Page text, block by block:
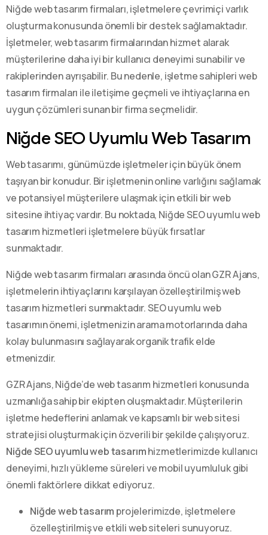
Niğde web tasarım firmaları, işletmelere çevrimiçi varlık
oluşturma konusunda önemli bir destek sağlamaktadır.
İşletmeler, web tasarım firmalarından hizmet alarak
müşterilerine daha iyi bir kullanıcı deneyimi sunabilir ve
rakiplerinden ayrışabilir. Bu nedenle, işletme sahipleri web
tasarım firmaları ile iletişime geçmeli ve ihtiyaçlarına en
uygun çözümleri sunan bir firma seçmelidir.
Niğde SEO Uyumlu Web Tasarım
Web tasarımı, günümüzde işletmeler için büyük önem
taşıyan bir konudur. Bir işletmenin online varlığını sağlamak
ve potansiyel müşterilere ulaşmak için etkili bir web
sitesine ihtiyaç vardır. Bu noktada, Niğde SEO uyumlu web
tasarım hizmetleri işletmelere büyük fırsatlar
sunmaktadır.
Niğde web tasarım firmaları arasında öncü olan GZR Ajans,
işletmelerin ihtiyaçlarını karşılayan özelleştirilmiş web
tasarım hizmetleri sunmaktadır. SEO uyumlu web
tasarımın önemi, işletmenizin arama motorlarında daha
kolay bulunmasını sağlayarak organik trafik elde
etmenizdir.
GZR Ajans, Niğde’de web tasarım hizmetleri konusunda
uzmanlığa sahip bir ekipten oluşmaktadır. Müşterilerin
işletme hedeflerini anlamak ve kapsamlı bir web sitesi
stratejisi oluşturmak için özverili bir şekilde çalışıyoruz.
Niğde SEO uyumlu web tasarımhizmetlerimizde kullanıcı
deneyimi, hızlı yükleme süreleri ve mobil uyumluluk gibi
önemli faktörlere dikkat ediyoruz.
Niğde web tasarım projelerimizde, işletmelere
özelleştirilmiş ve etkili web siteleri sunuyoruz.